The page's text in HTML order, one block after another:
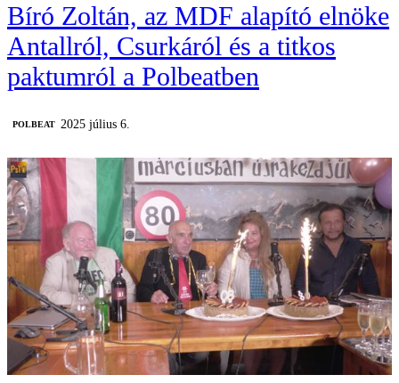
Bíró Zoltán, az MDF alapító elnöke
Antallról, Csurkáról és a titkos
paktumról a Polbeatben
‎POLBEAT 2025 július 6.